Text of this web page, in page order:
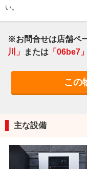
い。
※お問合せは店舗ペ
川」
または 「06be7」
この
主な設備